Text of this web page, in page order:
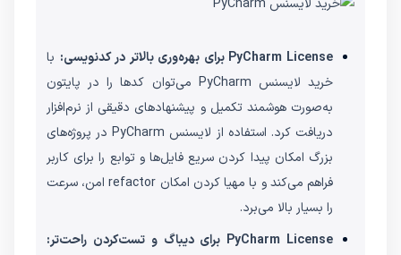
PyCharm License برای بهره‌وری بالاتر در کدنویسی:
با
خرید لایسنس PyCharm می‌توان کدها را در پایتون
به‌صورت هوشمند تکمیل و پیشنهادهای دقیقی از نرم‌افزار
دریافت کرد. استفاده از لایسنس PyCharm در پروژه‌های
بزرگ امکان پیدا کردن سریع فایل‌ها و توابع را برای کاربر
فراهم می‌کند و با مهیا کردن امکان refactor امن، سرعت
را بسیار بالا می‌برد.
PyCharm License برای دیباگ و تست‌کردن راحت‌تر: